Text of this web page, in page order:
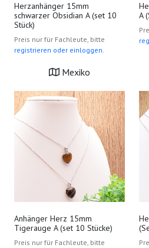
Herzanhänger 15mm
schwarzer Obsidian A (set 10
Stück)
Preis nur für Fachleute, bitte
registrieren oder einloggen.
Mexiko
A
Anhänger Herz 15mm
Tigerauge A (set 10 Stücke)
Preis nur für Fachleute, bitte